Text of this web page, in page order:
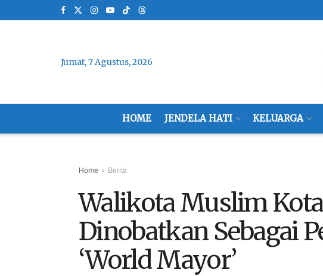
Jumat, 7 Agustus, 2026
HOME JENDELA HATI KELUARGA
Home Berita
Walikota Muslim
Dinobatkan Sebagai
‘World Mayor’